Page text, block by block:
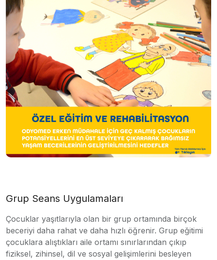
Grup Seans Uygulamaları
Çocuklar yaşıtlarıyla olan bir grup ortamında birçok
beceriyi daha rahat ve daha hızlı öğrenir. Grup eğitimi
çocuklara alıştıkları aile ortamı sınırlarından çıkıp
fiziksel, zihinsel, dil ve sosyal gelişimlerini besleyen